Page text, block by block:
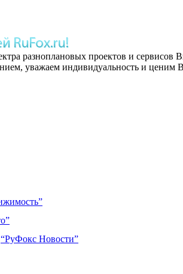
разноплановых проектов и сервисов
уважаем индивидуальность и ценим
“РуФокс Новости”